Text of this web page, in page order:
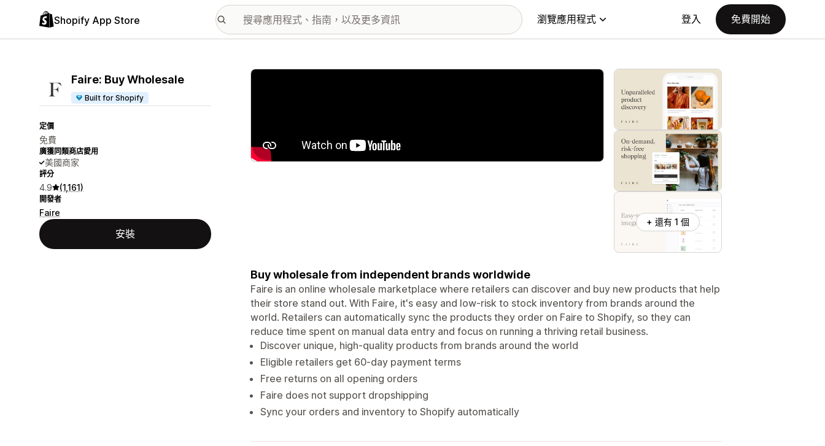
Shopify App Store 瀏覽應用程式 登入 免費開始
Faire: Buy Wholesale
Built for Shopify
定價
免費
廣獲同類商店愛用
美國商家
評分
4.9 (1,161)
開發者
Faire
安裝
主要圖片圖庫
+ 還有 1 個
Buy wholesale from independent brands worldwide
Faire is an online wholesale marketplace where retailers can discover and buy new products that help
their store stand out. With Faire, it's easy and low-risk to stock inventory from brands around the
world. Retailers can automatically sync the products they order on Faire to Shopify, so they can
reduce time spent on manual data entry and focus on running a thriving retail business.
Discover unique, high-quality products from brands around the world
Eligible retailers get 60-day payment terms
Free returns on all opening orders
Faire does not support dropshipping
Sync your orders and inventory to Shopify automatically